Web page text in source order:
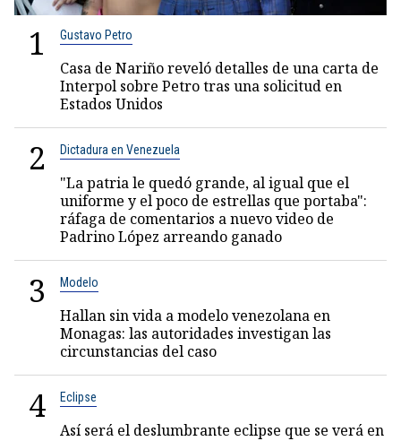
1 Gustavo Petro
Casa de Nariño reveló detalles de una carta de
Interpol sobre Petro tras una solicitud en
Estados Unidos
2 Dictadura en Venezuela
"La patria le quedó grande, al igual que el
uniforme y el poco de estrellas que portaba":
ráfaga de comentarios a nuevo video de
Padrino López arreando ganado
3 Modelo
Hallan sin vida a modelo venezolana en
Monagas: las autoridades investigan las
circunstancias del caso
4 Eclipse
Así será el deslumbrante eclipse que se verá en